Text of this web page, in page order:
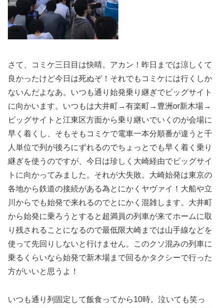
さて、コミケ三日目は快晴。アカン！昨日までは涼しくて
良かったけど今日は死ぬぞ！それでもコミケには行くしか
ないんだよなあ。いつも通り始発乗り継ぎでビッグサイト
に向かいます。いつもは大井町→有楽町→豊洲or新木場→
ビッグサイトと江東区方面から乗り継いでいくのが会場に
早く着くし、そもそもコミケで電車一本分順番が違うと千
人単位で列が後ろにずれるのでちょっとでも早く着く乗り
継ぎを使うのですが、今日は珍しく大崎経由でビッグサイ
トに向かってみました。それが大失敗。大崎始発は東京の
各地から鉄道の接続がある為とにかくヤヴァイ！大船や立
川からでも始発で来れるのでとにかく混雑します。大井町
から始発に乗ろうとすると超満員の列車が来てホームに取
り残されることになるので最低限大崎までは山手線などを
使って先回りしないと行けません。このクソ混みの列車に
乗るくらいなら始発で新木場まで回るかタクシーで行った
方がいいと思うよ！
いつも通り列固定して飯食ってから10時。泣いても笑っ